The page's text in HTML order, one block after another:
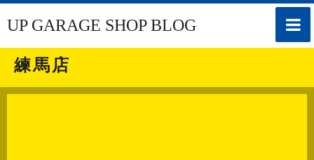
toggle
UP GARAGE SHOP BLOG
練馬店